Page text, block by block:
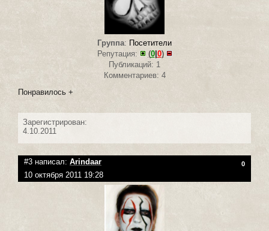
Группа: Посетители
Репутация:
(0| 0)
Публикаций: 1
Комментариев: 4
Понравилось +
Зарегистрирован:
4.10.2011
#3 написал: Arindaar 0
10 октября 2011 19:28